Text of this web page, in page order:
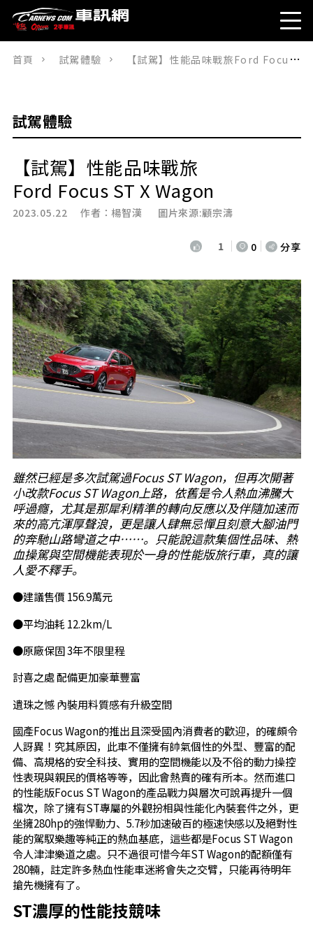
首頁 試駕體驗 【試駕】性能品味戰旅Ford Focus ST X Wagon
試駕體驗
【試駕】性能品味戰旅
Ford Focus ST X Wagon
2023.05.22 作者：楊智漢 圖片來源:顧宗濤
1 0 分享
雖然已經是多次試駕過Focus ST Wagon，但再次開著
小改款Focus ST Wagon上路，依舊是令人熱血沸騰大
呼過癮，尤其是那犀利精準的轉向反應以及伴隨加速而
來的高亢渾厚聲浪，更是讓人肆無忌憚且刻意大腳油門
的奔馳山路彎道之中……。只能說這款集個性品味、熱
血操駕與空間機能表現於一身的性能版旅行車，真的讓
人愛不釋手。
●建議售價 156.9萬元
●平均油耗 12.2km/L
●原廠保固 3年不限里程
討喜之處 配備更加豪華豐富
遺珠之憾 內裝用料質感有升級空間
國產Focus Wagon的推出且深受國內消費者的歡迎，的確頗令
人訝異！究其原因，此車不僅擁有帥氣個性的外型、豐富的配
備、高規格的安全科技、實用的空間機能以及不俗的動力操控
性表現與親民的價格等等，因此會熱賣的確有所本。然而進口
的性能版Focus ST Wagon的產品戰力與層次可說再提升一個
檔次，除了擁有ST專屬的外觀扮相與性能化內裝套件之外，更
坐擁280hp的強悍動力、5.7秒加速破百的極速快感以及絕對性
能的駕馭樂趣等純正的熱血基底，這些都是Focus ST Wagon
令人津津樂道之處。只不過很可惜今年ST Wagon的配額僅有
280輛，註定許多熱血性能車迷將會失之交臂，只能再待明年
搶先機擁有了。
ST濃厚的性能技競味